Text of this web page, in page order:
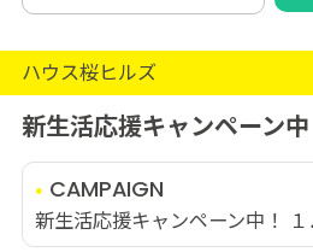
ハウス桜ヒルズ
新生活応援キャンペーン中
CAMPAIGN
新生活応援キャンペーン中！